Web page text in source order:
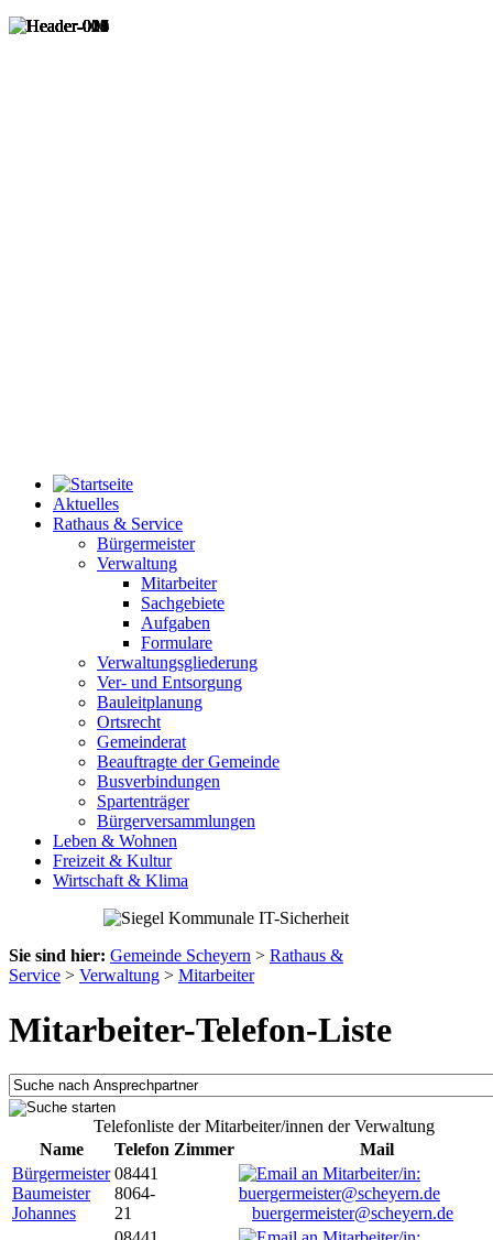
Aktuelles
Rathaus & Service
Bürgermeister
Verwaltung
Mitarbeiter
Sachgebiete
Aufgaben
Formulare
Verwaltungsgliederung
Ver- und Entsorgung
Bauleitplanung
Ortsrecht
Gemeinderat
Beauftragte der Gemeinde
Busverbindungen
Spartenträger
Bürgerversammlungen
Leben & Wohnen
Freizeit & Kultur
Wirtschaft & Klima
Sie sind hier: Gemeinde Scheyern > Rathaus &
Service > Verwaltung > Mitarbeiter
Mitarbeiter-Telefon-Liste
Telefonliste der Mitarbeiter/innen der Verwaltung
Name
Telefon Zimmer
Mail
Bürgermeister
Baumeister
Johannes
08441
8064-
21
buergermeister@scheyern.de